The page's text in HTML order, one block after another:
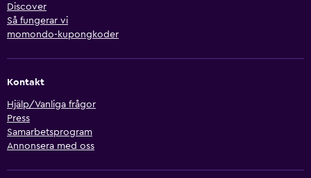
Discover
Så fungerar vi
momondo-kupongkoder
Kontakt
Hjälp/Vanliga frågor
Press
Samarbetsprogram
Annonsera med oss